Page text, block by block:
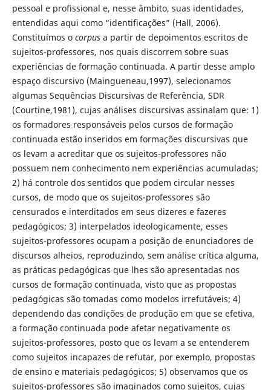
pessoal e profissional e, nesse âmbito, suas identidades,
entendidas aqui como “identificações” (Hall, 2006).
Constituímos o corpusa partir de depoimentos escritos de
sujeitos-professores, nos quais discorrem sobre suas
experiências de formação continuada. A partir desse amplo
espaço discursivo (Maingueneau,1997), selecionamos
algumas Sequências Discursivas de Referência, SDR
(Courtine,1981), cujas análises discursivas assinalam que: 1)
os formadores responsáveis pelos cursos de formação
continuada estão inseridos em formações discursivas que
os levam a acreditar que os sujeitos-professores não
possuem nem conhecimento nem experiências acumuladas;
2) há controle dos sentidos que podem circular nesses
cursos, de modo que os sujeitos-professores são
censurados e interditados em seus dizeres e fazeres
pedagógicos; 3) interpelados ideologicamente, esses
sujeitos-professores ocupam a posição de enunciadores de
discursos alheios, reproduzindo, sem análise crítica alguma,
as práticas pedagógicas que lhes são apresentadas nos
cursos de formação continuada, visto que as propostas
pedagógicas são tomadas como modelos irrefutáveis; 4)
dependendo das condições de produção em que se efetiva,
a formação continuada pode afetar negativamente os
sujeitos-professores, posto que os levam a se entenderem
como sujeitos incapazes de refutar, por exemplo, propostas
de ensino e materiais pedagógicos; 5) observamos que os
sujeitos-professores são imaginados como sujeitos, cujas